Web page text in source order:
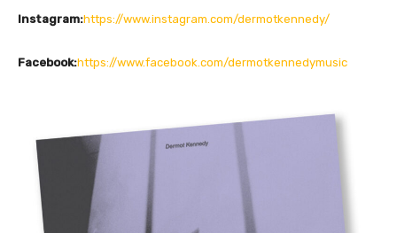
Instagram:https://www.instagram.com/dermotkennedy/
Facebook:https://www.facebook.com/dermotkennedymusic